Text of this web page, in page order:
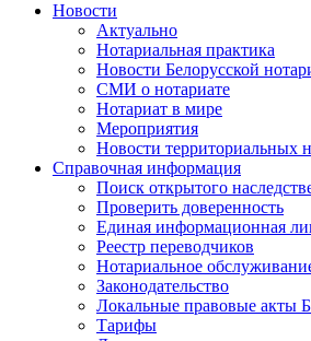
Новости
Актуально
Нотариальная практика
Новости Белорусской
СМИ о нотариате
Нотариат в мире
Мероприятия
Новости территориальных
Справочная информация
Поиск открытого
Проверить доверенность
Единая информационная
Реестр переводчиков
Нотариальное
Законодательство
Локальные правовые акты
Тарифы